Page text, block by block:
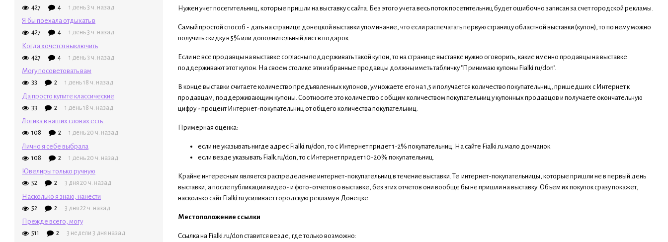
427 4 1 день 3 ч. назад
Я бы поехала отдыхать в
427 4 1 день 3 ч. назад
Когда хочется выключить
427 4 1 день 3 ч. назад
Могу посоветовать вам
33 2 1 день 18 ч. назад
Да просто купите классические
33 2 1 день 18 ч. назад
Логика в ваших словах есть.
108 2 1 день 20 ч. назад
Лично я себе выбрала
108 2 1 день 20 ч. назад
Ювелиры только ручную
52 2 3 дня 20 ч. назад
Насколько я знаю, нанести
52 2 3 дня 22 ч. назад
Прежде всего, могу
511 2 3 недели 3 дня назад
Нужен учет посетительниц, которые пришли на выставку с сайта. Без этого учета весь поток посетительниц будет ошибочно записан за счет городской рекламы.
Самый простой способ - дать на странице донецкой выставки упоминание, что если распечатать первую страницу областной выставки (купон), то по нему можно
получить скидку в 5% или дополнительный лист в подарок.
Если не все продавцы на выставке согласны поддерживать такой купон, то на странице выставке нужно оговорить, какие именно продавцы на выставке
поддерживают этот купон. На своем столике эти избранные продавцы должны иметь табличку "Принимаю купоны Fialki.ru/don".
В конце выставки считаете количество предъявленных купонов, умножаете его на 1,5 и получается количество покупательниц, пришедших с Интернет к
продавцам, поддерживающим купоны. Соотносите это количество с общим количеством покупательниц у купонных продавцов и получаете окончательную
цифру - процент Интернет-покупательниц от общего количества покупательниц.
Примерная оценка:
если не указывать нигде адрес Fialki.ru/don, то с Интернет придет 1-2% покупательниц. На сайте Fialki.ru мало дончанок
если везде указывать Fialk.ru/don, то с Интернет придет 10-20% покупательниц.
Крайне интересным является распределение интернет-покупательниц в течение выставки. Те интернет-покупательницы, которые пришли не в первый день
выставки, а после публикации видео- и фото-отчетов о выставке, без этих отчетов они вообще бы не пришли на выставку. Объем их покупок сразу покажет,
насколько сайт Fialki.ru усиливает городскую рекламу в Донецке.
Местоположение ссылки
Ссылка на Fialki.ru/don ставится везде, где только возможно: